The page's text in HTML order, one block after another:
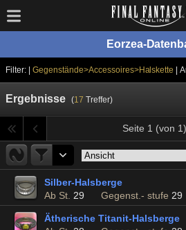
Eorzea-
Filter: | Gegenstände>Accessoires>Halskette |
Ergebnisse (17 Treffer)
Seite 1 (von 1)
Silber-Halsberge
Ab St. 29 Gegenst.- stufe 29
Ätherische Titanit-Halsberge